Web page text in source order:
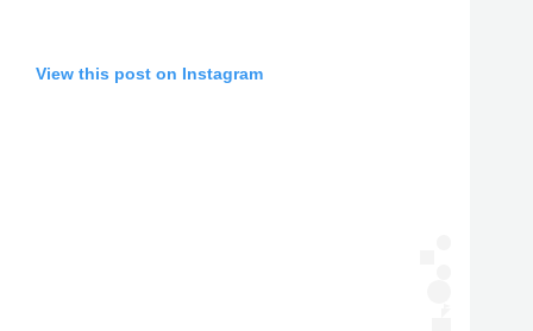
View this post on Instagram